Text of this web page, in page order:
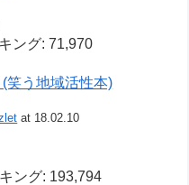
ング: 71,970
笑う地域活性本)
at 18.02.10
ング: 193,794